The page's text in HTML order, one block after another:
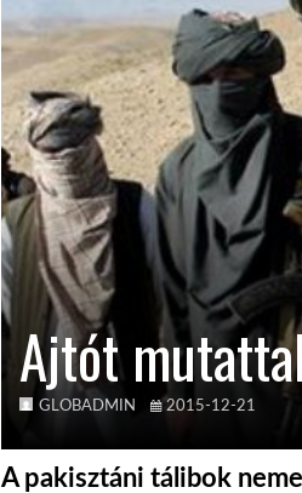
Ajtót
GLOBADMIN 2015-12-21
A pakisztáni tálibok